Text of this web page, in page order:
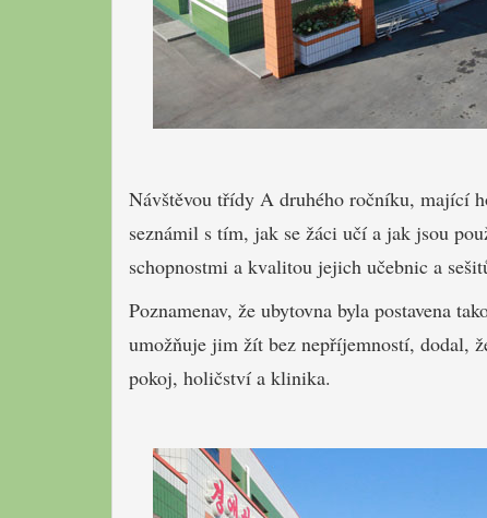
Návštěvou třídy A druhého ročníku, mající
seznámil s tím, jak se žáci učí a jak jsou
schopnostmi a kvalitou jejich učebnic a
Poznamenav, že ubytovna byla postavena
umožňuje jim žít bez nepříjemností, dodal,
pokoj, holičství a klinika.